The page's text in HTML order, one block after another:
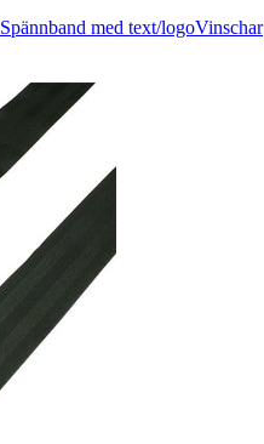
Spännband med text/logoVinschar